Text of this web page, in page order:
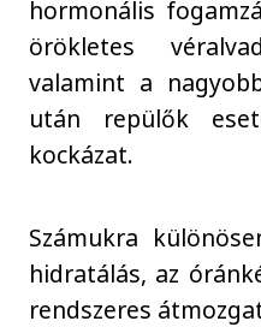
hormonális
örökletes
valamint a
után repülők
kockázat.
Számukra
hidratálás, az
rendszeres